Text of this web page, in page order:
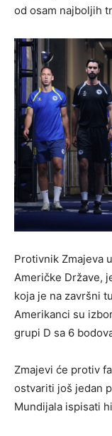
od osam najboljih
Protivnik Zmajeva
Američke Države,
koja je na završni
Amerikanci su
grupi D sa 6
Zmajevi će protiv
ostvariti još jedan
Mundijala ispisati